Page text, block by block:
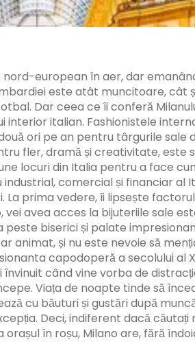
european în aer, dar
este atât muncitoare, cât
Dar ceea ce îi conferă
interior italian. Fashionistele
ori pe an pentru târgurile
fler, dramă și creativitate, este
locuri din Italia pentru a face
comercial și financiar al
La prima vedere, îi lipsește
vei avea acces la bijuteriile sale
peste biserici și palate
animat, și nu este nevoie să
capodoperă a secolului al
învinuit când vine vorba de
Viața de noapte tinde să
cu băuturi și gustări după
Deci, indiferent dacă
orașul în roșu, Milano are, fără